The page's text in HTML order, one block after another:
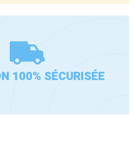
100% SÉCURISÉE